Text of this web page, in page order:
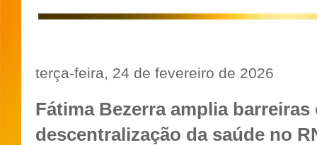
terça-feira, 24 de fevereiro de 2026
Fátima Bezerra amplia
descentralização da saúde no